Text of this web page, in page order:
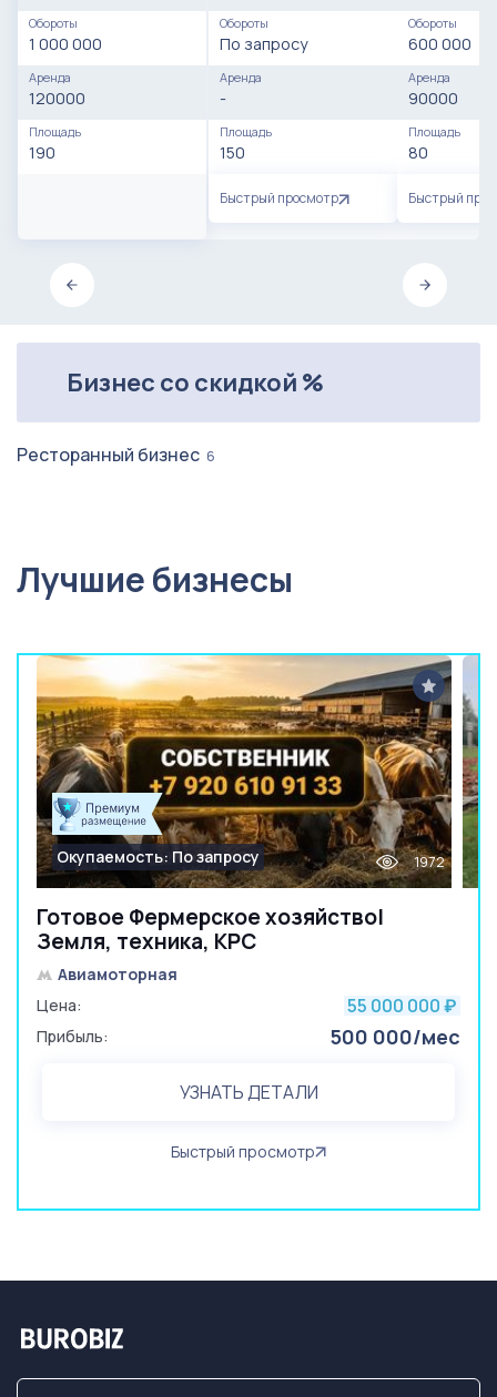
Обороты
1 000 000
Аренда
120000
Площадь
190
Обороты
По запросу
Аренда
-
Площадь
150
Быстрый просмотр
Обороты
600 000
Аренда
90000
Площадь
80
Быстрый
Бизнес со скидкой %
Ресторанный бизнес 6
Лучшие бизнесы
Готовое Фермерское хозяйство|
Земля, техника, КРС
Окупаемость: По запросу 1972
Авиамоторная
Цена:
55 000 000 ₽
Прибыль: 500 000/мес
УЗНАТЬ ДЕТАЛИ
Быстрый просмотр